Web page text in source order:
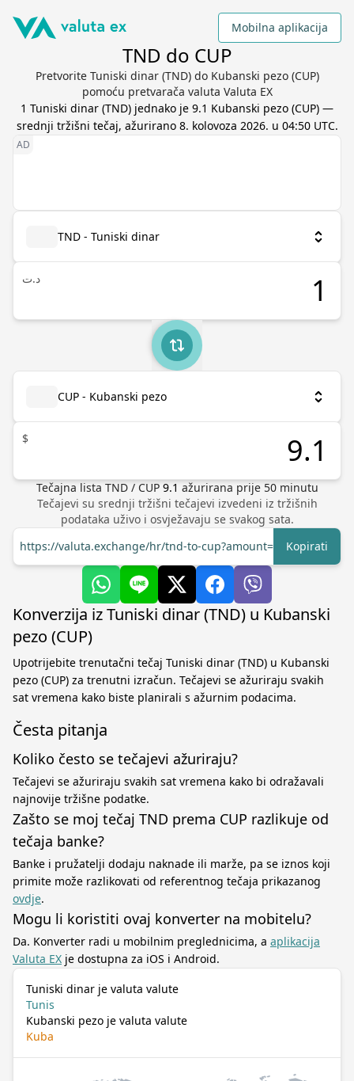
Mobilna aplikacija
TND do CUP
Pretvorite Tuniski dinar (TND) do Kubanski pezo (CUP)
pomoću pretvarača valuta Valuta EX
1 Tuniski dinar (TND) jednako je 9.1 Kubanski pezo (CUP) —
srednji tržišni tečaj, ažurirano 8. kolovoza 2026. u 04:50 UTC.
TND - Tuniski dinar
د.ت
CUP - Kubanski pezo
$
Tečajna lista TND/ CUP 9.1 ažurirana prije 50minutu
Tečajevi su srednji tržišni tečajevi izvedeni iz tržišnih
podataka uživo i osvježavaju se svakog sata.
https://valuta.exchange/hr/tnd-to-cup?amount=1
Kopirati
Konverzija iz Tuniski dinar (TND) u Kubanski
pezo (CUP)
Upotrijebite trenutačni tečaj Tuniski dinar (TND) u Kubanski
pezo (CUP) za trenutni izračun. Tečajevi se ažuriraju svakih
sat vremena kako biste planirali s ažurnim podacima.
Česta pitanja
Koliko često se tečajevi ažuriraju?
Tečajevi se ažuriraju svakih sat vremena kako bi odražavali
najnovije tržišne podatke.
Zašto se moj tečaj TND prema CUP razlikuje od
tečaja banke?
Banke i pružatelji dodaju naknade ili marže, pa se iznos koji
primite može razlikovati od referentnog tečaja prikazanog
ovdje.
Mogu li koristiti ovaj konverter na mobitelu?
Da. Konverter radi u mobilnim preglednicima, a aplikacija
Valuta EX je dostupna za iOS i Android.
Tuniski dinar je valuta valute
Tunis
Kubanski pezo je valuta valute
Kuba